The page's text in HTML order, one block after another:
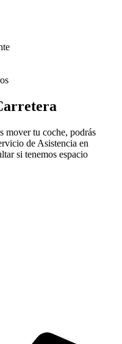
mover tu coche, podrás
de Asistencia en
si tenemos espacio